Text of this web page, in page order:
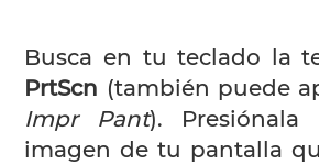
Busca en tu teclado la
PrtScn (también puede
Impr Pant).
imagen de tu pantalla